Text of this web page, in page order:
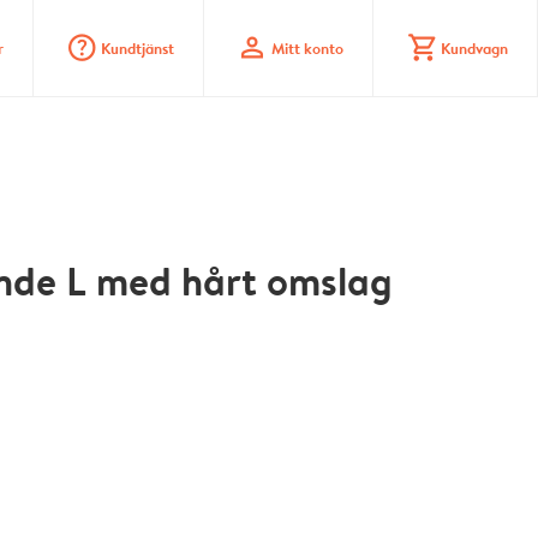
question_mark_circle Kundtjänst profile Mitt konto shopping_cart Kundvagn
L med hårt omslag